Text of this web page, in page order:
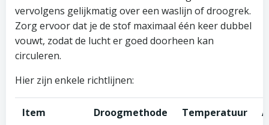
vervolgens gelijkmatig over een waslijn of droogrek.
Zorg ervoor dat je de stof maximaal één keer dubbel
vouwt, zodat de lucht er goed doorheen kan
circuleren.
Hier zijn enkele richtlijnen:
Item Droogmethode Temperatuur